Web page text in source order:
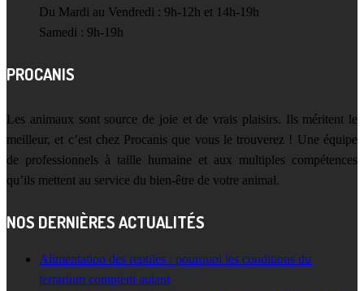
Du Mardi au Vendredi : 9h-12h et 14h-19h
Samedi : 9h-19h
PROCANIS
Les animaux sont source de joie et de vrais plaisirs. Ils méritent le
meilleur, et c’est chez Procanis que vous le trouverez ! Une équipe
de professionnels à taille humaine et aux multiples compétences
qu’ils mettent au service du bien-être de votre animal.
NOS DERNIÈRES ACTUALITÉS
Alimentation des reptiles : pourquoi les conditions du
terrarium comptent autant